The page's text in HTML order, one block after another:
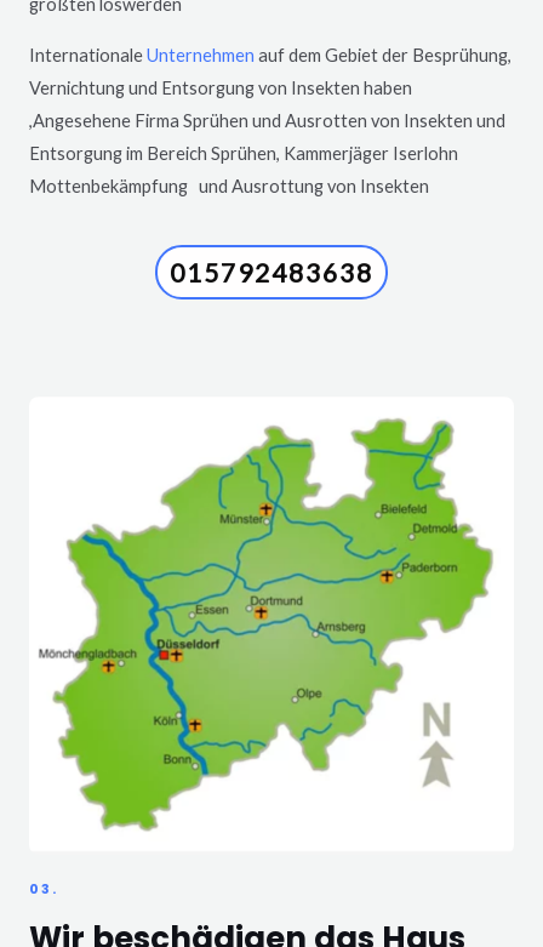
größten loswerden
InternationaleUnternehmen auf dem Gebiet der Besprühung,
Vernichtung und Entsorgung von Insekten haben
,Angesehene Firma Sprühen und Ausrotten von Insekten und
Entsorgung im Bereich Sprühen, Kammerjäger Iserlohn
Mottenbekämpfung und Ausrottung von Insekten
015792483638
03.
Wir beschädigen das Haus